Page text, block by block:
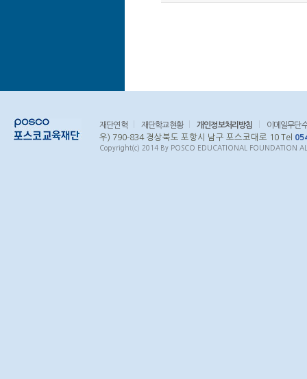
재단연혁 재단학교현황 개인정보처리방침 이메일무단
우) 790-834 경상북도 포항시 남구 포스코대로 10 Tel
Copyright(c) 2014 By POSCO EDUCATIONAL FOUNDATION